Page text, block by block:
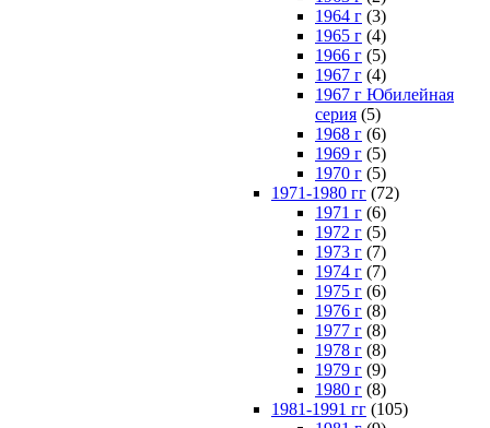
1964 г (3)
1965 г (4)
1966 г (5)
1967 г (4)
1967 г Юбилейная
серия (5)
1968 г (6)
1969 г (5)
1970 г (5)
1971-1980 гг (72)
1971 г (6)
1972 г (5)
1973 г (7)
1974 г (7)
1975 г (6)
1976 г (8)
1977 г (8)
1978 г (8)
1979 г (9)
1980 г (8)
1981-1991 гг (105)